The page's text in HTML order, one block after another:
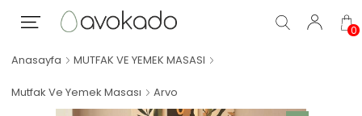
0
Anasayfa MUTFAK VE YEMEK MASASI
Mutfak Ve Yemek Masası Arvo